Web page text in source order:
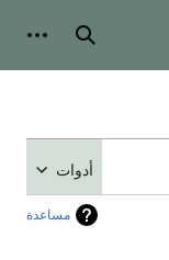
بحث أدوات
مساعدة